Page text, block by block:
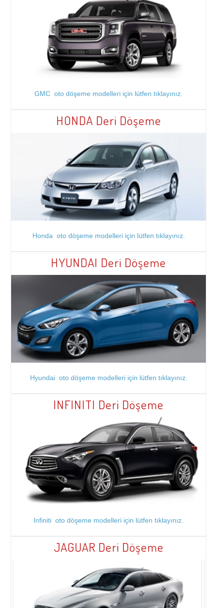
GMC oto döşeme modelleri için lütfen tıklayınız.
HONDA Deri Döşeme
Honda oto döşeme modelleri için lütfen tıklayınız.
HYUNDAI Deri Döşeme
Hyundai oto döşeme modelleri için lütfen tıklayınız.
INFINITI Deri Döşeme
Infiniti oto döşeme modelleri için lütfen tıklayınız.
JAGUAR Deri Döşeme